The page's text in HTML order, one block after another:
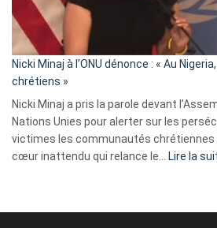
Nicki Minaj à l’ONU dénonce : « Au
chrétiens »
Nicki Minaj a pris la parole devant
Nations Unies pour alerter sur les
victimes les communautés chrétiennes
cœur inattendu qui relance le… Lire la